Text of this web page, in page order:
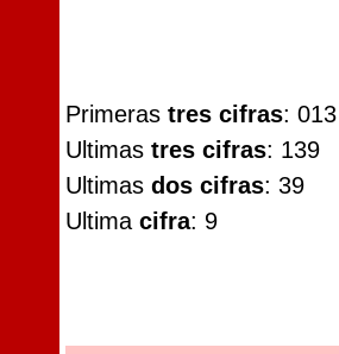
Primeras tres cifras: 013
Ultimas tres cifras: 139
Ultimas dos cifras: 39
Ultima cifra: 9